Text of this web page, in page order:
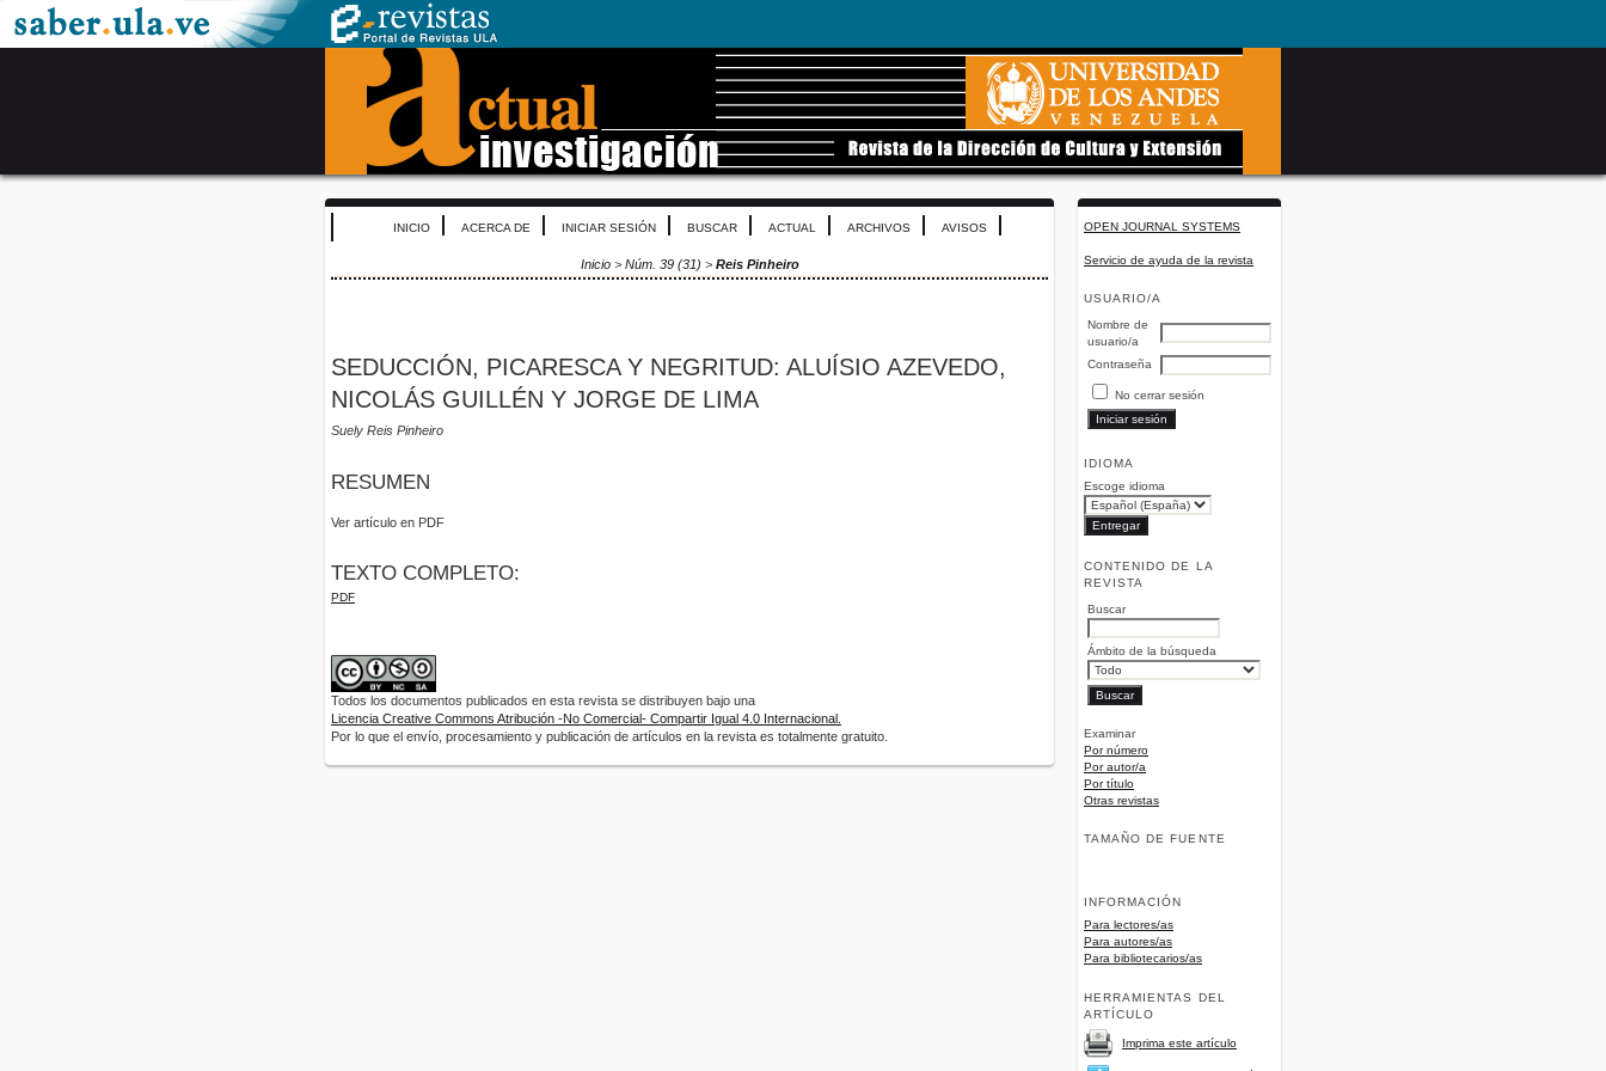
OPEN JOURNAL SYSTEMS
Servicio de ayuda de la revista
USUARIO/A
Nombre de
usuario/a
Contraseña
No cerrar sesión
IDIOMA
Escoge idioma
CONTENIDO DE LA
REVISTA
Buscar
Ámbito de la búsqueda
Examinar
Por número
Por autor/a
Por título
Otras revistas
TAMAÑO DE FUENTE
INFORMACIÓN
Para lectores/as
Para autores/as
Para bibliotecarios/as
HERRAMIENTAS DEL
ARTÍCULO
Imprima este artículo
INICIO ACERCA DE INICIAR SESIÓN BUSCAR ACTUAL ARCHIVOS AVISOS
Inicio> Núm. 39 (31) > Reis Pinheiro
SEDUCCIÓN, PICARESCA Y NEGRITUD: ALUÍSIO AZEVEDO,
NICOLÁS GUILLÉN Y JORGE DE LIMA
Suely Reis Pinheiro
RESUMEN
Ver artículo en PDF
TEXTO COMPLETO:
PDF
Todos los documentos publicados en esta revista se distribuyen bajo una
Licencia Creative Commons Atribución -No Comercial- Compartir Igual 4.0 Internacional.
Por lo que el envío, procesamiento y publicación de artículos en la revista es totalmente gratuito.